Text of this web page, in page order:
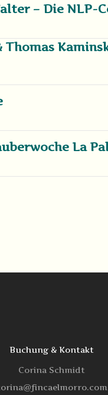
– Die NLP-
Thomas
La
Buchung & Kontakt
Corina Schmidt